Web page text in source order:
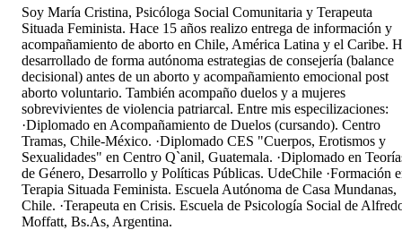
Soy María Cristina, Psicóloga Social Comunitaria y Terapeuta
Situada Feminista. Hace 15 años realizo entrega de información y
acompañamiento de aborto en Chile, América Latina y el Caribe.
desarrollado de forma autónoma estrategias de consejería (balance
decisional) antes de un aborto y acompañamiento emocional post
aborto voluntario. También acompaño duelos y a mujeres
sobrevivientes de violencia patriarcal. Entre mis especilizaciones:
·Diplomado en Acompañamiento de Duelos (cursando). Centro
Tramas, Chile-México. ·Diplomado CES "Cuerpos, Erotismos y
Sexualidades" en Centro Qˋanil, Guatemala. ·Diplomado en
de Género, Desarrollo y Políticas Públicas. UdeChile ·Formación
Terapia Situada Feminista. Escuela Autónoma de Casa Mundanas,
Chile. ·Terapeuta en Crisis. Escuela de Psicología Social de
Moffatt, Bs.As, Argentina.